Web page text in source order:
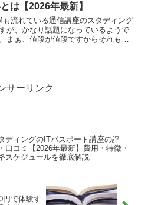
は【2026年最新】
も流れている通信講座のスタディング
が、かなり話題になっているようで
まぁ、値段が値段ですからそれも分
サーリンク
ディングのITパスポート講座の評
口コミ【2026年最新】費用・特徴・
スケジュールを徹底解説
円で体験す